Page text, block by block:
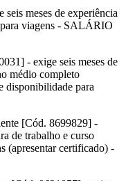
meses de experiência
viagens - SALÁRIO
- exige seis meses de
médio completo
disponibilidade para
[Cód. 8699829] -
de trabalho e curso
(apresentar certificado) -